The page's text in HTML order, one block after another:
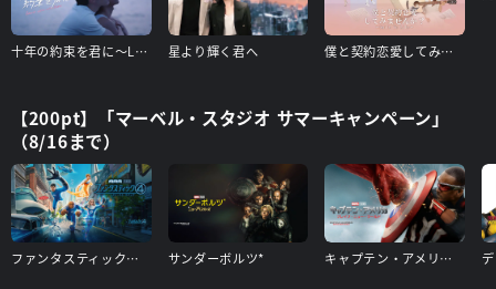
十年の約束を君に～Love After Addiction～ 星より輝く君へ 僕と契約恋愛してみませんか～Smile To Life～
【200pt】「マーベル・スタジオ サマーキャンペーン」
（8/16まで）
ファンタスティック４：ファースト・ステップ サンダーボルツ* キャプテン・アメリカ：ブレイブ・ニュー・ワールド